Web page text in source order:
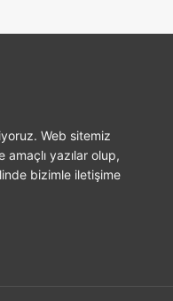
Web sitemiz
yazılar olup,
bizimle iletişime